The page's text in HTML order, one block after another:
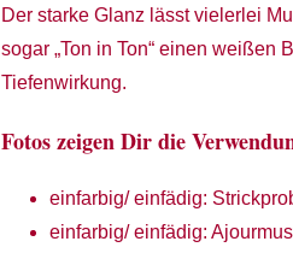
Der starke Glanz lässt vielerlei
sogar „Ton in Ton“ einen weißen
Tiefenwirkung.
Fotos zeigen Dir die
einfarbig/ einfädig:
einfarbig/ einfädig: